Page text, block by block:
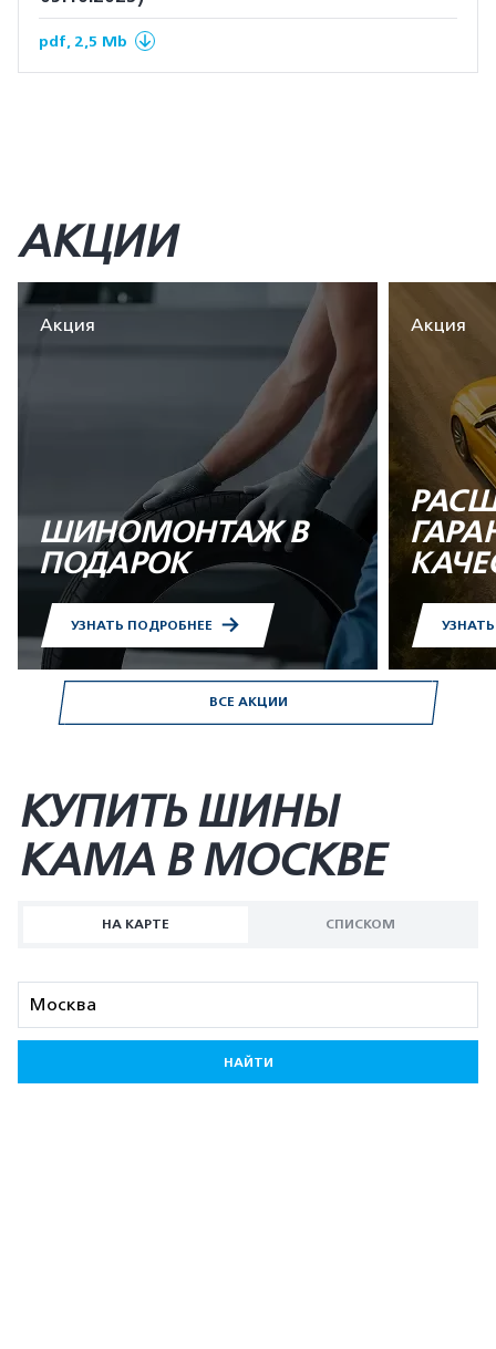
pdf, 2,5 Mb
ВСЕ АКЦИИ
АКЦИИ
Акция
ШИНОМОНТАЖ В
ПОДАРОК
УЗНАТЬ ПОДРОБНЕЕ
Акция
КУПИТЬ ШИНЫ
KAMA В МОСКВЕ
НА КАРТЕ СПИСКОМ
НАЙТИ